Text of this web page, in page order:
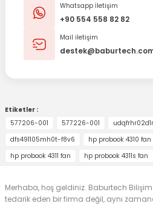
Whatsapp İletişim
+90 554 558 82 82
Mail iletişim
Etiketler :
577206-001
577226-001
dfs491105mh0t-f8v6
hp probook 4310 fan
hp probook 4311 fan
hp probook 4311s fan
Merhaba, hoş geldiniz. Baburtech
tedarik eden bir firma değil, aynı